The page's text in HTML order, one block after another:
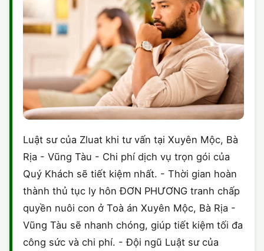
Luật sư của Zluat khi tư vấn tại Xuyên Mộc, Bà
Rịa - Vũng Tàu - Chi phí dịch vụ trọn gói của
Quý Khách sẽ tiết kiệm nhất. - Thời gian hoàn
thành thủ tục ly hôn ĐƠN PHƯƠNG tranh chấp
quyền nuôi con ở Toà án Xuyên Mộc, Bà Rịa -
Vũng Tàu sẽ nhanh chóng, giúp tiết kiệm tối đa
công sức và chi phí. - Đội ngũ Luật sư của